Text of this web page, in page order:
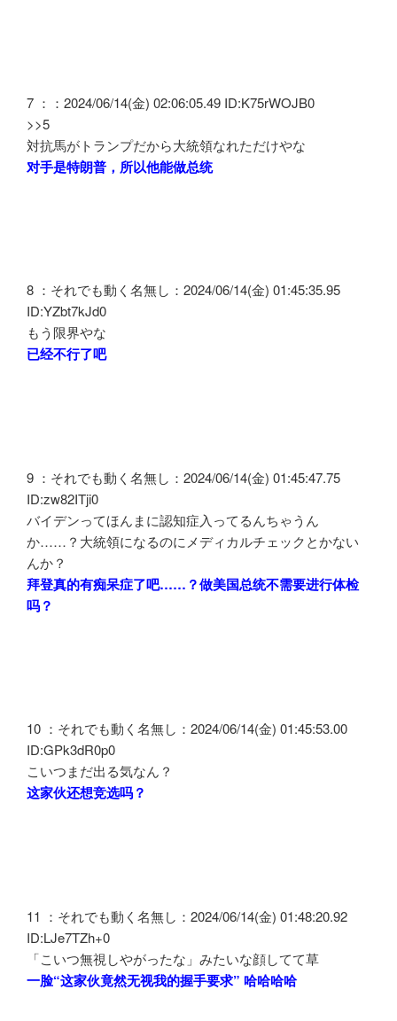
7 ：：2024/06/14(金) 02:06:05.49 ID:K75rWOJB0
>>5
対抗馬がトランプだから大統領なれただけやな
对手是特朗普，所以他能做总统
8 ：それでも動く名無し：2024/06/14(金) 01:45:35.95
ID:YZbt7kJd0
もう限界やな
已经不行了吧
9 ：それでも動く名無し：2024/06/14(金) 01:45:47.75
ID:zw82ITji0
バイデンってほんまに認知症入ってるんちゃうん
か……？大統領になるのにメディカルチェックとかない
んか？
拜登真的有痴呆症了吧……？做美国总统不需要进行体检
吗？
10 ：それでも動く名無し：2024/06/14(金) 01:45:53.00
ID:GPk3dR0p0
こいつまだ出る気なん？
这家伙还想竞选吗？
11 ：それでも動く名無し：2024/06/14(金) 01:48:20.92
ID:LJe7TZh+0
「こいつ無視しやがったな」みたいな顔してて草
一脸“这家伙竟然无视我的握手要求” 哈哈哈哈